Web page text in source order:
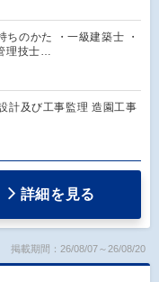
のかた ・一級建築士 ・
理技士…
計及び工事監理 造園工事
詳細を見る
掲載期間：26/08/07～26/08/20